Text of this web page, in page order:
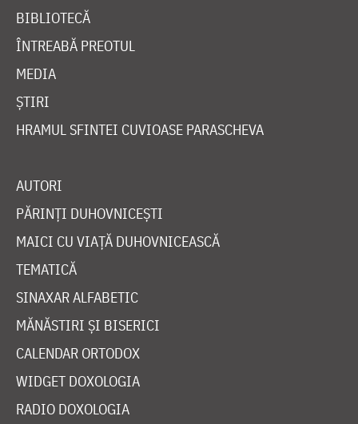
BIBLIOTECĂ
ÎNTREABĂ PREOTUL
MEDIA
ȘTIRI
HRAMUL SFINTEI CUVIOASE PARASCHEVA
AUTORI
PĂRINȚI DUHOVNICEȘTI
MAICI CU VIAȚĂ DUHOVNICEASCĂ
TEMATICĂ
SINAXAR ALFABETIC
MĂNĂSTIRI ȘI BISERICI
CALENDAR ORTODOX
WIDGET DOXOLOGIA
RADIO DOXOLOGIA